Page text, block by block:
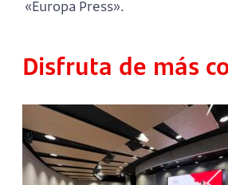
«Europa Press».
Disfruta de más